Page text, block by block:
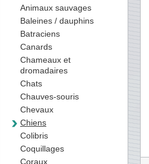
Animaux sauvages
Baleines / dauphins
Batraciens
Canards
Chameaux et
dromadaires
Chats
Chauves-souris
Chevaux
Chiens
Colibris
Coquillages
Coraux